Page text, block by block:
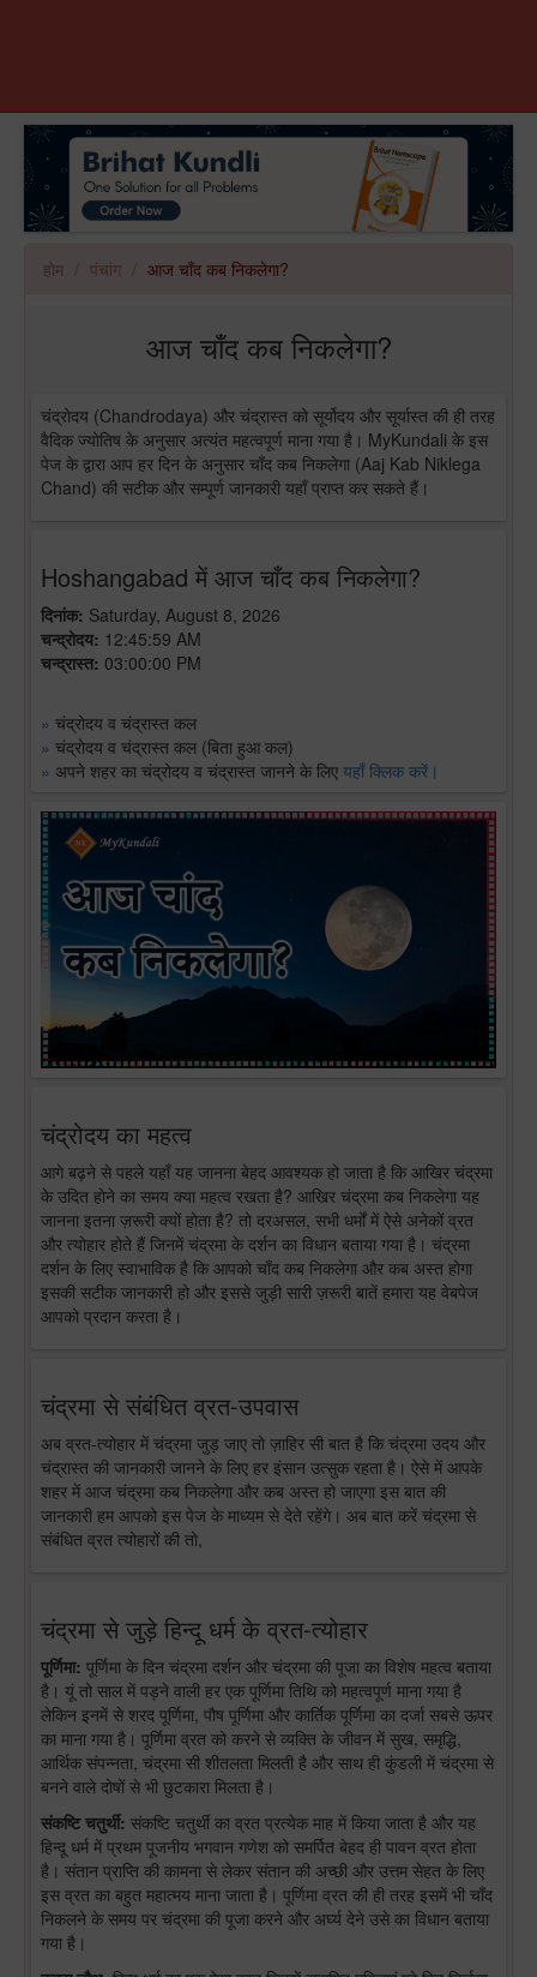
होम पंचांग आज चाँद कब निकलेगा?
आज चाँद कब निकलेगा?
चंद्रोदय (Chandrodaya) और चंद्रास्त को सूर्योदय और सूर्यास्त की ही तरह
वैदिक ज्योतिष के अनुसार अत्यंत महत्वपूर्ण माना गया है। MyKundali के इस
पेज के द्वारा आप हर दिन के अनुसार चाँद कब निकलेगा (Aaj Kab Niklega
Chand) की सटीक और सम्पूर्ण जानकारी यहाँ प्राप्त कर सकते हैं।
Hoshangabad में आज चाँद कब निकलेगा?
दिनांक: Saturday, August 8, 2026
चन्द्रोदय: 12:45:59 AM
चन्द्रास्त: 03:00:00 PM
» चंद्रोदय व चंद्रास्त कल
» चंद्रोदय व चंद्रास्त कल (बिता हुआ कल)
» अपने शहर का चंद्रोदय व चंद्रास्त जानने के लिए यहाँ क्लिक करें।
चंद्रोदय का महत्व
आगे बढ़ने से पहले यहाँ यह जानना बेहद आवश्यक हो जाता है कि आखिर चंद्रमा
के उदित होने का समय क्या महत्व रखता है? आखिर चंद्रमा कब निकलेगा यह
जानना इतना ज़रूरी क्यों होता है? तो दरअसल, सभी धर्मों में ऐसे अनेकों व्रत
और त्योहार होते हैं जिनमें चंद्रमा के दर्शन का विधान बताया गया है। चंद्रमा
दर्शन के लिए स्वाभाविक है कि आपको चाँद कब निकलेगा और कब अस्त होगा
इसकी सटीक जानकारी हो और इससे जुड़ी सारी ज़रूरी बातें हमारा यह वेबपेज
आपको प्रदान करता है।
चंद्रमा से संबंधित व्रत-उपवास
अब व्रत-त्योहार में चंद्रमा जुड़ जाए तो ज़ाहिर सी बात है कि चंद्रमा उदय और
चंद्रास्त की जानकारी जानने के लिए हर इंसान उत्सुक रहता है। ऐसे में आपके
शहर में आज चंद्रमा कब निकलेगा और कब अस्त हो जाएगा इस बात की
जानकारी हम आपको इस पेज के माध्यम से देते रहेंगे। अब बात करें चंद्रमा से
संबंधित व्रत त्योहारों की तो,
चंद्रमा से जुड़े हिन्दू धर्म के व्रत-त्योहार
पूर्णिमा: पूर्णिमा के दिन चंद्रमा दर्शन और चंद्रमा की पूजा का विशेष महत्व बताया
है। यूं तो साल में पड़ने वाली हर एक पूर्णिमा तिथि को महत्वपूर्ण माना गया है
लेकिन इनमें से शरद पूर्णिमा, पौष पूर्णिमा और कार्तिक पूर्णिमा का दर्जा सबसे ऊपर
का माना गया है। पूर्णिमा व्रत को करने से व्यक्ति के जीवन में सुख, समृद्धि,
आर्थिक संपन्नता, चंद्रमा सी शीतलता मिलती है और साथ ही कुंडली में चंद्रमा से
बनने वाले दोषों से भी छुटकारा मिलता है।
संकष्टि चतुर्थी: संकष्टि चतुर्थी का व्रत प्रत्येक माह में किया जाता है और यह
हिन्दू धर्म में प्रथम पूजनीय भगवान गणेश को समर्पित बेहद ही पावन व्रत होता
है। संतान प्राप्ति की कामना से लेकर संतान की अच्छी और उत्तम सेहत के लिए
इस व्रत का बहुत महात्मय माना जाता है। पूर्णिमा व्रत की ही तरह इसमें भी चाँद
निकलने के समय पर चंद्रमा की पूजा करने और अर्घ्य देने उसे का विधान बताया
गया है।